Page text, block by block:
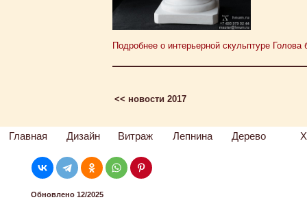
Подробнее о интерьерной скульптуре Голова
<< новости 2017
Главная Дизайн Витраж Лепнина Дерево
Обновлено 12/2025